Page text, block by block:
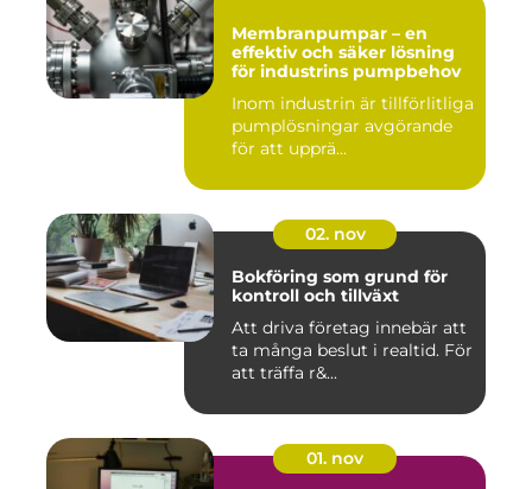
Membranpumpar – en
effektiv och säker lösning
för industrins pumpbehov
Inom industrin är tillförlitliga
pumplösningar avgörande
för att upprä...
02. nov
Bokföring som grund för
kontroll och tillväxt
Att driva företag innebär att
ta många beslut i realtid. För
att träffa r&...
01. nov